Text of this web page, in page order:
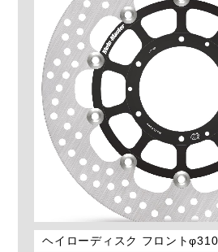
ヘイローディスク フロント